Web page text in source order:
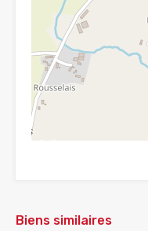
Biens similaires